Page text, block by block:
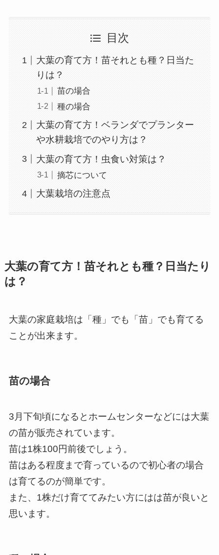
目次
大葉の育て方！苗それとも種？日当た
りは？
苗の場合
種の場合
大葉の育て方！ベランダでプランター
や水耕栽培でのやり方は？
大葉の育て方！虫食い対策は？
摘芯について
大葉栽培の注意点
大葉の育て方！苗それとも種？日当たり
は？
大葉の家庭栽培は「種」でも「苗」でも育てる
ことが出来ます。
苗の場合
3月下旬頃になるとホームセンターなどには大葉
の苗が販売されています。
苗は1株100円前後でしょう。
苗はある程度まで育っているので初心者の場合
は育てるのが簡単です。
また、1株だけ育ててみたい方にはは苗が良いと
思います。